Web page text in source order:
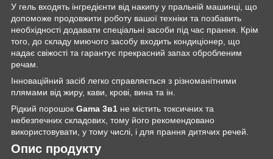
У гель входять інгредієнти від накипу у пральній машинці, що
допоможе продовжити роботу вашої техніки та позбавить
необхідності додавати спеціальні засоби під час прання. Крім
того, до складу миючого засобу входить кондиціонер, що
надає свіжості та гарантує прекрасний запах обробленим
речам.
Інноваційний засіб легко справляється з різноманітними
плямами від жиру, кави, крові, вина та ін.
Рідкий порошок Gama 3в1 не містить токсичних та
небезпечних складових, тому його рекомендовано
використовувати, у тому числі, і для прання дитячих речей.
Опис продукту